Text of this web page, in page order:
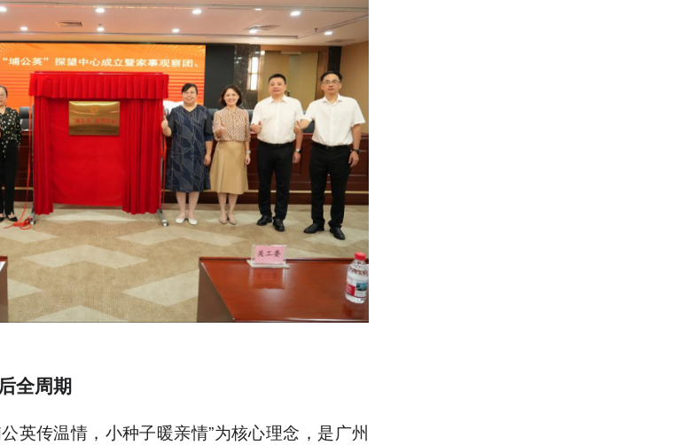
全周期
英传温情，小种子暖亲情”为核心理念，是广州